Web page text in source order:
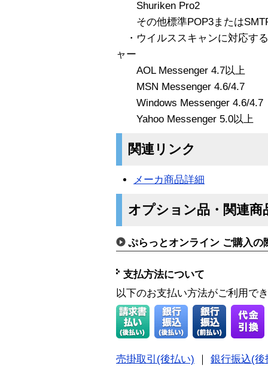
Shuriken Pro2
その他標準POP3または
・ウイルススキャンに対応す
ャー
AOL Messenger 4.7以上
MSN Messenger 4.6/4.7
Windows Messenger 4.6/4.7
Yahoo Messenger 5.0以上
関連リンク
メーカ商品詳細
オプション品・関連商
ぷらっとオンライン ご購入の
支払方法について
以下のお支払い方法がご利用で
売掛取引(後払い) 銀行振込(後